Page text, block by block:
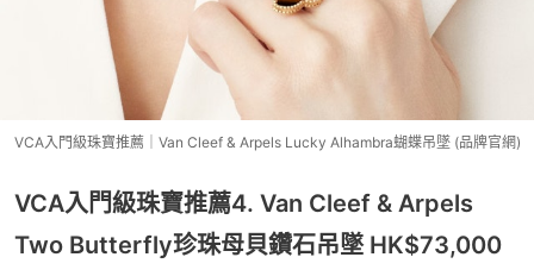
VCA入門級珠寶推薦｜Van Cleef & Arpels Lucky Alhambra蝴蝶吊墜 (品牌官網)
VCA入門級珠寶推薦4. Van Cleef & Arpels
Two Butterfly珍珠母貝鑽石吊墜 HK$73,000